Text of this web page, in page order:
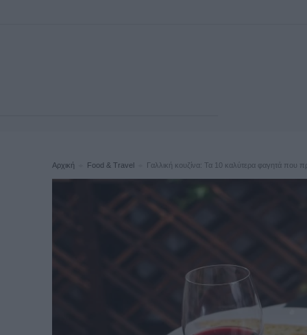
Αρχική Food & Travel Γαλλική κουζίνα: Τα 10 καλύτερα φαγητά που